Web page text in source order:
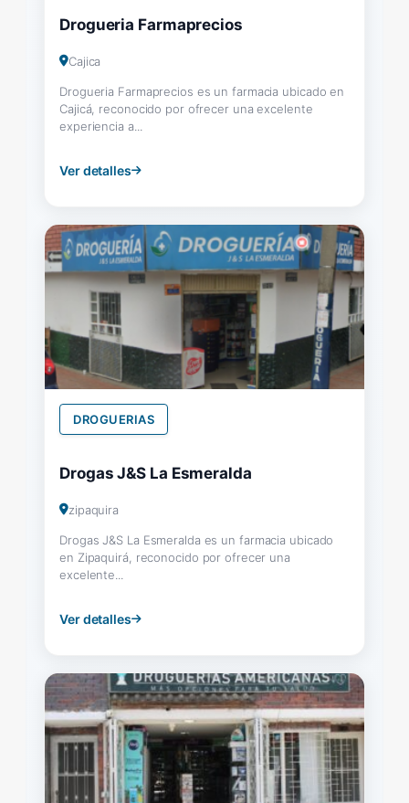
Drogueria Farmaprecios
Cajica
Drogueria Farmaprecios es un farmacia ubicado en
Cajicá, reconocido por ofrecer una excelente
experiencia a...
Ver detalles
DROGUERIAS
Drogas J&S La Esmeralda
zipaquira
Drogas J&S La Esmeralda es un farmacia ubicado
en Zipaquirá, reconocido por ofrecer una
excelente...
Ver detalles